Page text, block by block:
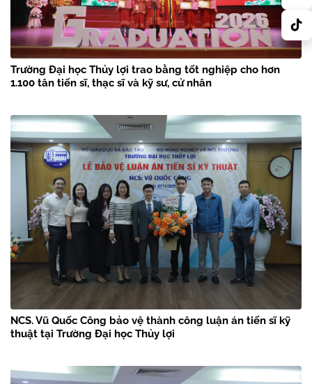
Trường Đại học Thủy lợi trao bằng tốt nghiệp cho hơn
1.100 tân tiến sĩ, thạc sĩ và kỹ sư, cử nhân
NCS. Vũ Quốc Công bảo vệ thành công luận án tiến sĩ kỹ
thuật tại Trường Đại học Thủy lợi